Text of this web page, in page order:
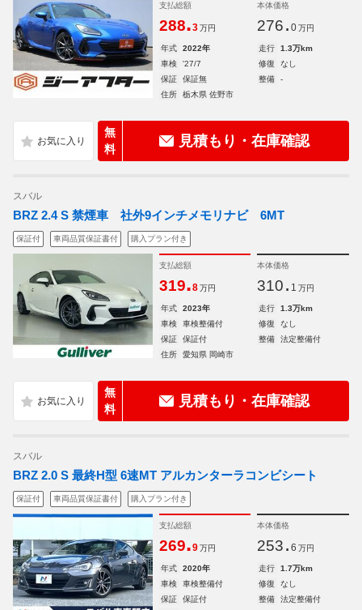
支払総額
288.3 万円
本体価格
276. 0 万円
年式 2022年 走行
1.3万km
車検
'27/7 修復
なし
保証
保証無 整備
-
住所
栃木県 佐野市
無
料
見積もり・在庫確認
スバル
BRZ 2.4 S 禁煙車 社外9インチメモリナビ 6MT
保証付 車両品質保証書付 購入プラン付き
支払総額
319.8 万円
本体価格
310. 1 万円
年式 2023年 走行
1.3万km
車検
車検整備付 修復
なし
保証
保証付 整備
法定整備付
住所
愛知県 岡崎市
無
料
見積もり・在庫確認
スバル
BRZ 2.0 S 最終H型 6速MT アルカンターラコンビシート
保証付 車両品質保証書付 購入プラン付き
支払総額
269.9 万円
本体価格
253. 6 万円
年式 2020年 走行
1.7万km
車検
車検整備付 修復
なし
保証
保証付 整備
法定整備付